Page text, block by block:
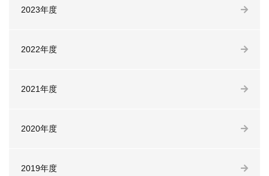
2023年度
2022年度
2021年度
2020年度
2019年度